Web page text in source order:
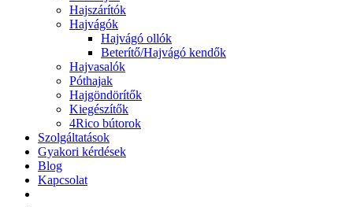
Hajszárítók
Hajvágók
Hajvágó ollók
Beterítő/Hajvágó kendők
Hajvasalók
Póthajak
Hajgöndörítők
Kiegészítők
4Rico bútorok
Szolgáltatások
Gyakori kérdések
Blog
Kapcsolat